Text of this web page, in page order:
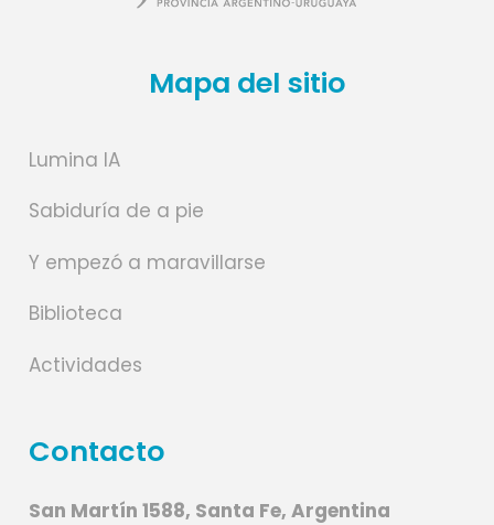
Mapa del sitio
Lumina IA
Sabiduría de a pie
Y empezó a maravillarse
Biblioteca
Actividades
Contacto
San Martín 1588, Santa Fe, Argentina